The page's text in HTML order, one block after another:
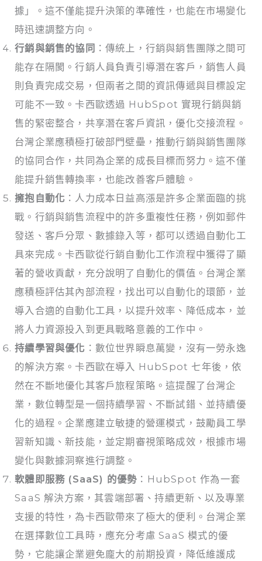
據」。這不僅能提升決策的準確性，也能在市場變化
時迅速調整方向。
行銷與銷售的協同 ：傳統上，行銷與銷售團隊之間可
能存在隔閡。行銷人員負責引導潛在客戶，銷售人員
則負責完成交易，但兩者之間的資訊傳遞與目標設定
可能不一致。卡西歐透過 HubSpot 實現行銷與銷
售的緊密整合，共享潛在客戶資訊，優化交接流程。
台灣企業應積極打破部門壁壘，推動行銷與銷售團隊
的協同合作，共同為企業的成長目標而努力。這不僅
能提升銷售轉換率，也能改善客戶體驗。
擁抱自動化 ：人力成本日益高漲是許多企業面臨的挑
戰。行銷與銷售流程中的許多重複性任務，例如郵件
發送、客戶分眾、數據錄入等，都可以透過自動化工
具來完成。卡西歐從行銷自動化工作流程中獲得了顯
著的營收貢獻，充分說明了自動化的價值。台灣企業
應積極評估其內部流程，找出可以自動化的環節，並
導入合適的自動化工具，以提升效率、降低成本，並
將人力資源投入到更具戰略意義的工作中。
持續學習與優化 ：數位世界瞬息萬變，沒有一勞永逸
的解決方案。卡西歐在導入 HubSpot 七年後，依
然在不斷地優化其客戶旅程策略。這提醒了台灣企
業，數位轉型是一個持續學習、不斷試錯、並持續優
化的過程。企業應建立敏捷的營運模式，鼓勵員工學
習新知識、新技能，並定期審視策略成效，根據市場
變化與數據洞察進行調整。
軟體即服務 (SaaS) 的優勢 ：HubSpot 作為一套
SaaS 解決方案，其雲端部署、持續更新、以及專業
支援的特性，為卡西歐帶來了極大的便利。台灣企業
在選擇數位工具時，應充分考慮 SaaS 模式的優
勢，它能讓企業避免龐大的前期投資，降低維護成